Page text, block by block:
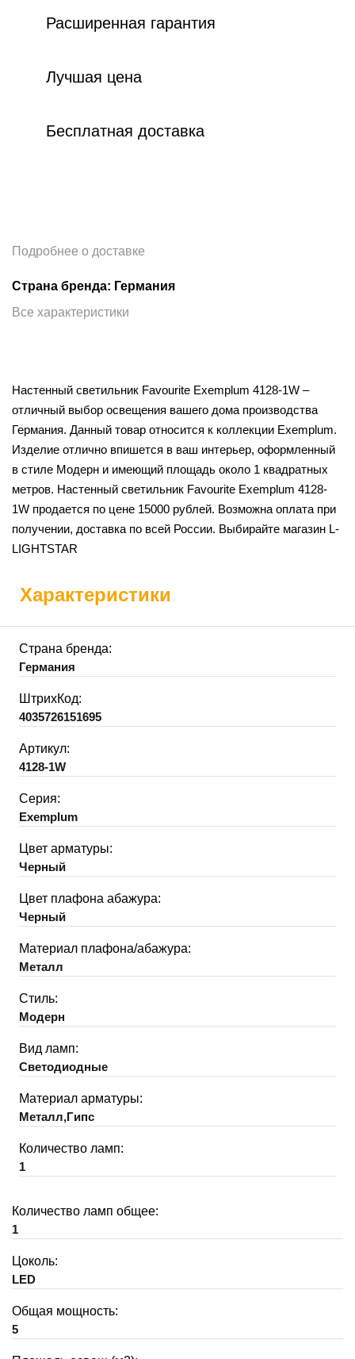
Расширенная гарантия
Лучшая цена
Бесплатная доставка
Подробнее о доставке
Страна бренда: Германия
Все характеристики
Настенный светильник Favourite Exemplum 4128-1W –
отличный выбор освещения вашего дома производства
Германия. Данный товар относится к коллекции Exemplum.
Изделие отлично впишется в ваш интерьер, оформленный
в стиле Модерн и имеющий площадь около 1 квадратных
метров. Настенный светильник Favourite Exemplum 4128-
1W продается по цене 15000 рублей. Возможна оплата при
получении, доставка по всей России. Выбирайте магазин L-
LIGHTSTAR
Характеристики
Страна бренда:
Германия
ШтрихКод:
4035726151695
Артикул:
4128-1W
Серия:
Exemplum
Цвет арматуры:
Черный
Цвет плафона абажура:
Черный
Материал плафона/абажура:
Металл
Стиль:
Модерн
Вид ламп:
Светодиодные
Материал арматуры:
Металл,Гипс
Количество ламп:
1
Количество ламп общее:
1
Цоколь:
LED
Общая мощность:
5